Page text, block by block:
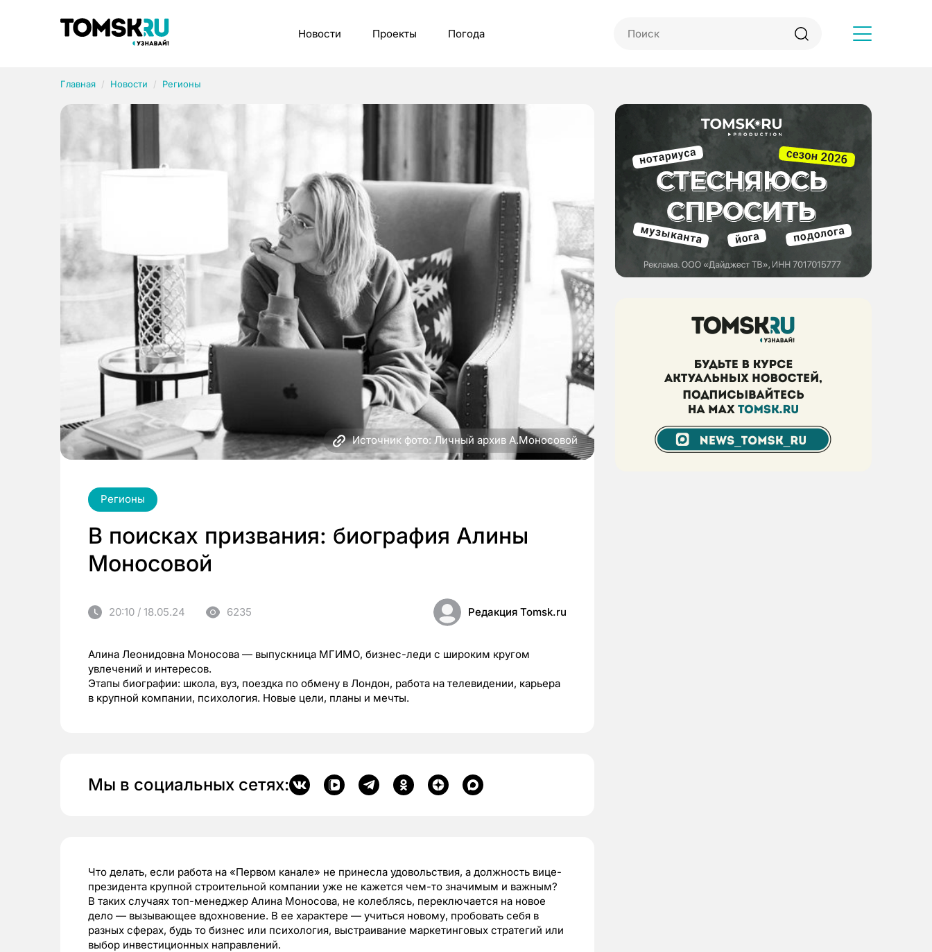
Новости Проекты Погода
Главная Новости Регионы
Источник фото: Личный архив А.Моносовой
Регионы
В поисках призвания: биография Алины
Моносовой
20:10 / 18.05.24 6235 Редакция Tomsk.ru
Алина Леонидовна Моносова — выпускница МГИМО, бизнес-леди с широким кругом
увлечений и интересов.
Этапы биографии: школа, вуз, поездка по обмену в Лондон, работа на телевидении, карьера
в крупной компании, психология. Новые цели, планы и мечты.
Мы в социальных сетях:
Что делать, если работа на «Первом канале» не принесла удовольствия, а должность вице-
президента крупной строительной компании уже не кажется чем-то значимым и важным?
В таких случаях топ-менеджер Алина Моносова, не колеблясь, переключается на новое
дело — вызывающее вдохновение. В ее характере — учиться новому, пробовать себя в
разных сферах, будь то бизнес или психология, выстраивание маркетинговых стратегий или
выбор инвестиционных направлений.
Рубрики